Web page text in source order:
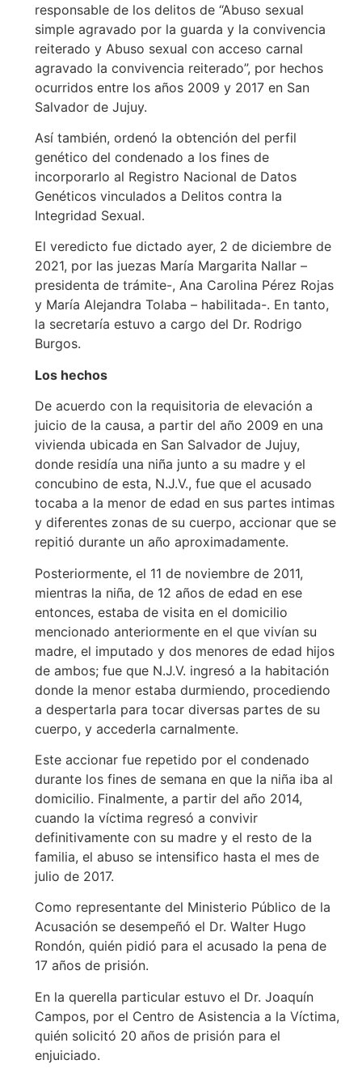
responsable de los delitos de “Abuso sexual
simple agravado por la guarda y la convivencia
reiterado y Abuso sexual con acceso carnal
agravado la convivencia reiterado”, por hechos
ocurridos entre los años 2009 y 2017 en San
Salvador de Jujuy.
Así también, ordenó la obtención del perfil
genético del condenado a los fines de
incorporarlo al Registro Nacional de Datos
Genéticos vinculados a Delitos contra la
Integridad Sexual.
El veredicto fue dictado ayer, 2 de diciembre de
2021, por las juezas María Margarita Nallar –
presidenta de trámite-, Ana Carolina Pérez Rojas
y María Alejandra Tolaba – habilitada-. En tanto,
la secretaría estuvo a cargo del Dr. Rodrigo
Burgos.
Los hechos
De acuerdo con la requisitoria de elevación a
juicio de la causa, a partir del año 2009 en una
vivienda ubicada en San Salvador de Jujuy,
donde residía una niña junto a su madre y el
concubino de esta, N.J.V., fue que el acusado
tocaba a la menor de edad en sus partes intimas
y diferentes zonas de su cuerpo, accionar que se
repitió durante un año aproximadamente.
Posteriormente, el 11 de noviembre de 2011,
mientras la niña, de 12 años de edad en ese
entonces, estaba de visita en el domicilio
mencionado anteriormente en el que vivían su
madre, el imputado y dos menores de edad hijos
de ambos; fue que N.J.V. ingresó a la habitación
donde la menor estaba durmiendo, procediendo
a despertarla para tocar diversas partes de su
cuerpo, y accederla carnalmente.
Este accionar fue repetido por el condenado
durante los fines de semana en que la niña iba al
domicilio. Finalmente, a partir del año 2014,
cuando la víctima regresó a convivir
definitivamente con su madre y el resto de la
familia, el abuso se intensifico hasta el mes de
julio de 2017.
Como representante del Ministerio Público de la
Acusación se desempeñó el Dr. Walter Hugo
Rondón, quién pidió para el acusado la pena de
17 años de prisión.
En la querella particular estuvo el Dr. Joaquín
Campos, por el Centro de Asistencia a la Víctima,
quién solicitó 20 años de prisión para el
enjuiciado.